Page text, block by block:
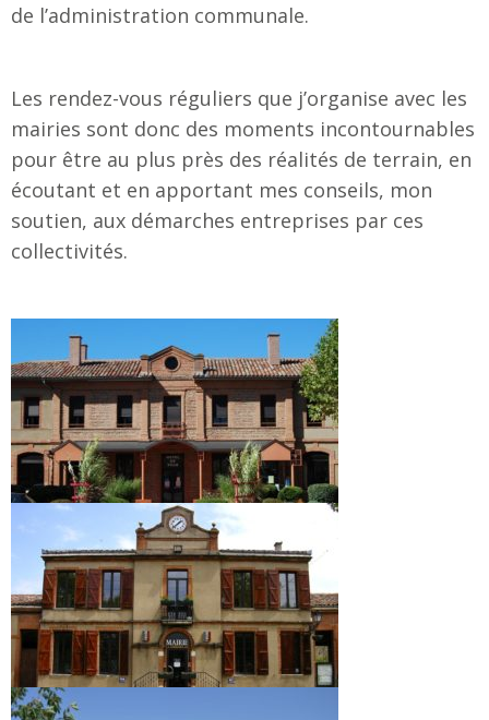
de l’administration communale.
Les rendez-vous réguliers que j’organise avec les
mairies sont donc des moments incontournables
pour être au plus près des réalités de terrain, en
écoutant et en apportant mes conseils, mon
soutien, aux démarches entreprises par ces
collectivités.